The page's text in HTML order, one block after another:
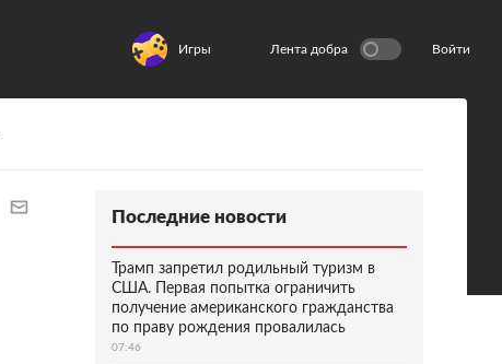
Игры Лента добра Войти
Последние новости
Трамп запретил родильный туризм в
США. Первая попытка ограничить
получение американского гражданства
по праву рождения провалилась
07:46